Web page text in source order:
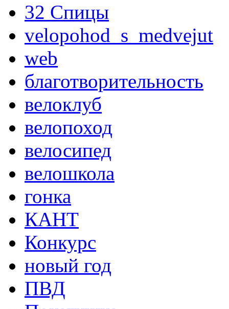
32 Спицы
velopohod_s_medvejut
web
благотворительность
велоклуб
велопоход
велосипед
велошкола
гонка
КАНТ
Конкурс
новый год
ПВД